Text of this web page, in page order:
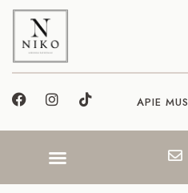
APIE MUS